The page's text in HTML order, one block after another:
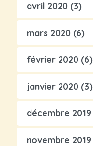
avril 2020 (3)
mars 2020 (6)
février 2020 (6)
janvier 2020 (3)
décembre 2019
novembre 2019